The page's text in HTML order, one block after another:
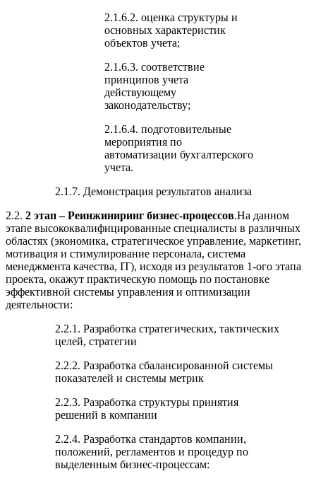
2.1.6.2. оценка структуры и
основных характеристик
объектов учета;
2.1.6.3. соответствие
принципов учета
действующему
законодательству;
2.1.6.4. подготовительные
мероприятия по
автоматизации бухгалтерского
учета.
2.1.7. Демонстрация результатов анализа
2.2. 2 этап – Реинжиниринг бизнес-процессов.На данном
этапе высококвалифицированные специалисты в различных
областях (экономика, стратегическое управление, маркетинг,
мотивация и стимулирование персонала, система
менеджмента качества, IT), исходя из результатов 1-ого этапа
проекта, окажут практическую помощь по постановке
эффективной системы управления и оптимизации
деятельности:
2.2.1. Разработка стратегических, тактических
целей, стратегии
2.2.2. Разработка сбалансированной системы
показателей и системы метрик
2.2.3. Разработка структуры принятия
решений в компании
2.2.4. Разработка стандартов компании,
положений, регламентов и процедур по
выделенным бизнес-процессам: